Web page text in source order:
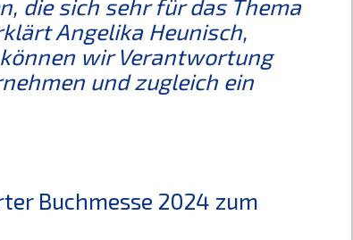
die sich sehr für das Thema
Angelika Heunisch,
wir Verantwortung
und zugleich ein
Buchmesse 2024 zum